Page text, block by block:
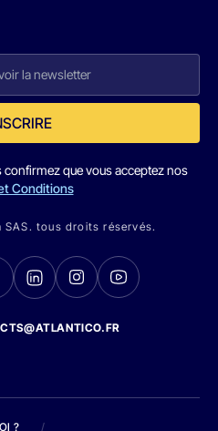
que vous acceptez nos
Conditions
tous droits réservés.
?
/